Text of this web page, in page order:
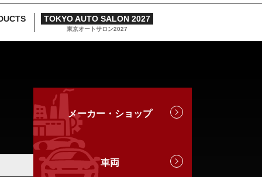
TOKYO AUTO SALON 2027
東京オートサロン2027
メーカー・ショップ
車両